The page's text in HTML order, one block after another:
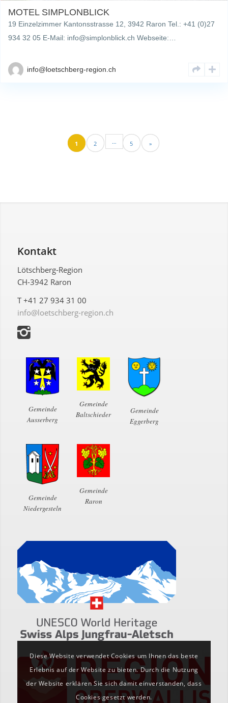
MOTEL SIMPLONBLICK
19 Einzelzimmer Kantonsstrasse 12, 3942 Raron Tel.: +41 (0)27
934 32 05 E-Mail: info@simplonblick.ch Webseite:…
info@loetschberg-region.ch
1 2 … 5 »
Kontakt
Lötschberg-Region
CH-3942 Raron
T +41 27 934 31 00
info@loetschberg-region.ch
Gemeinde
Ausserberg
Gemeinde
Baltschieder
Gemeinde
Eggerberg
Gemeinde
Niedergesteln
Gemeinde
Raron
Diese Website verwendet Cookies um Ihnen das beste
Erlebnis auf der Website zu bieten. Durch die Nutzung
der Website erklären Sie sich damit einverstanden, dass
Cookies gesetzt werden.